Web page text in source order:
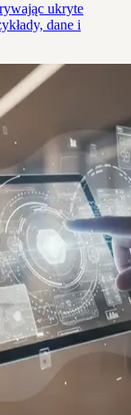
ukryte
dane i